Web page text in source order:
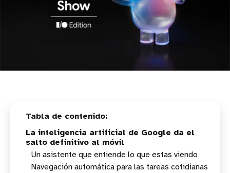
La inteligencia artificial de Google da el
salto definitivo al móvil
Un asistente que entiende lo que estas viendo
Navegación automática para las tareas cotidianas